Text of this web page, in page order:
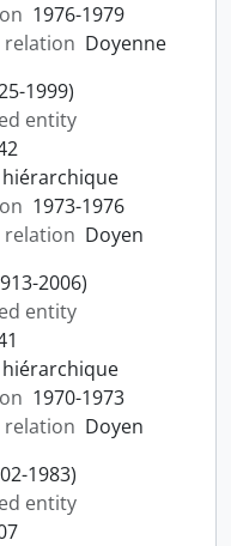
1976-1979
relation Doyenne
1999)
entity
hiérarchique
1973-1976
relation Doyen
2006)
entity
hiérarchique
1970-1973
relation Doyen
1983)
entity